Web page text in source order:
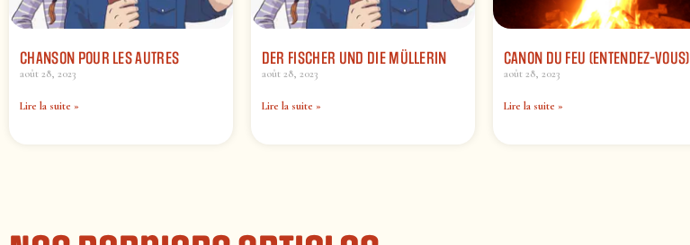
CHANSON POUR LES AUTRES
août 28, 2023
Lire la suite »
DER FISCHER UND DIE MÜLLERIN
août 28, 2023
Lire la suite »
CANON DU FEU (ENTENDEZ-VOUS)
août 28, 2023
Lire la suite »